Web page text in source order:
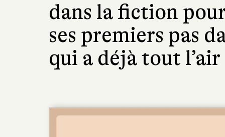
dans la fiction
ses premiers pas
qui a déjà tout